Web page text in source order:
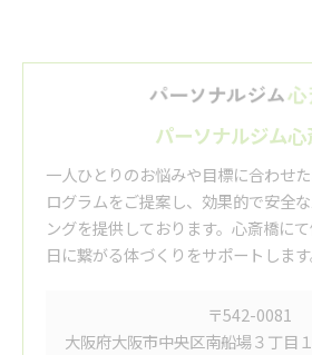
パーソナルジム
一人ひとりのお悩みや目標に合わせ
ログラムをご提案し、効果的で安全
ングを提供しております。心斎橋に
日に繋がる体づくりをサポートします
〒542-0081
大阪府大阪市中央区南船場３丁目